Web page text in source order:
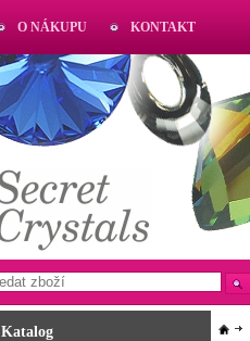
Katalog
O NÁKUPU KONTAKT
AKTUAL
www.aktual-koralky.cz